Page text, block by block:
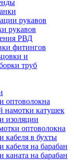
рукавов
рукавов
РВД
фитингов
и
труб
оптоволокна
намотки катушек
изоляции
оптоволокна
кабеля в бухты
кабеля на барабан
каната на барабан